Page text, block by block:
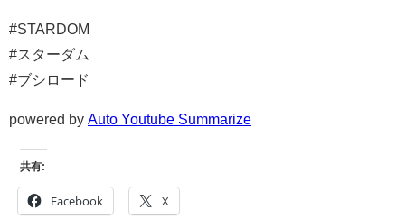
#STARDOM
#スターダム
#ブシロード
powered by Auto Youtube Summarize
共有:
Facebook X